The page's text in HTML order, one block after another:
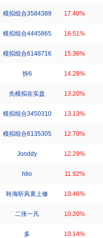
模拟组合3584389 17.40%
模拟组合4445865 16.51%
模拟组合6148716 15.36%
拆6 14.28%
先模拟在实盘 13.20%
模拟组合3450310 13.13%
模拟组合6135305 12.70%
Jonddy 12.29%
hllo 11.92%
聆海听风黄上修 10.46%
二张一凡 10.20%
多 10.14%